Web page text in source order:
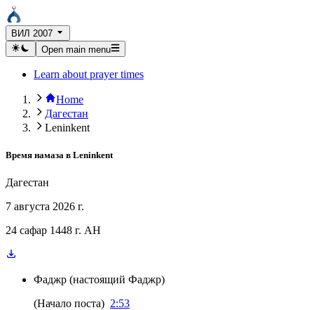
ВИЛ 2007
Open main menu
Learn about prayer times
Home
Дагестан
Leninkent
Время намаза в Leninkent
Дагестан
7 августа 2026 г.
24 сафар 1448 г. AH
Фаджр (настоящий Фаджр)
(Начало поста) 2:53